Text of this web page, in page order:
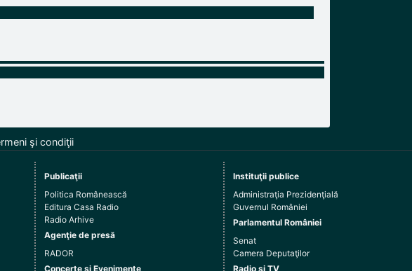
şi condiţii
Publicaţii
Politica Românească
Editura Casa Radio
Radio Arhive
Agenţie de presă
RADOR
Concerte şi Evenimente
Instituţii publice
Administraţia Prezidenţială
Guvernul României
Parlamentul României
Senat
Camera Deputaţilor
Radio şi TV